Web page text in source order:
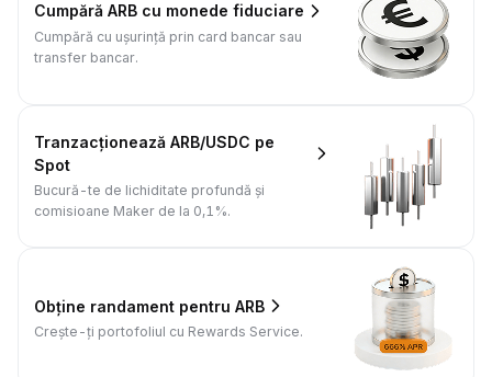
Cumpără ARB cu monede fiduciare
Cumpără cu ușurință prin card bancar sau
transfer bancar.
Tranzacționează ARB/USDC pe
Spot
Bucură-te de lichiditate profundă și
comisioane Maker de la 0,1%.
Obține randament pentru ARB
Crește-ți portofoliul cu Rewards Service.